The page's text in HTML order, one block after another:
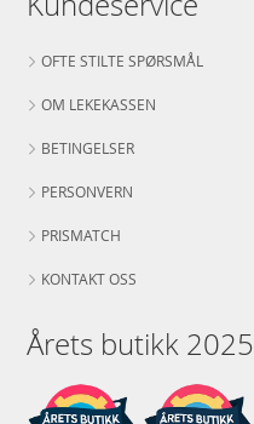
OFTE STILTE SPØRSMÅL
OM LEKEKASSEN
BETINGELSER
PERSONVERN
PRISMATCH
KONTAKT OSS
Årets butikk 2025